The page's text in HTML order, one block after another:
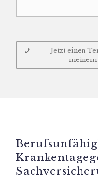
Jetzt einen
meinem